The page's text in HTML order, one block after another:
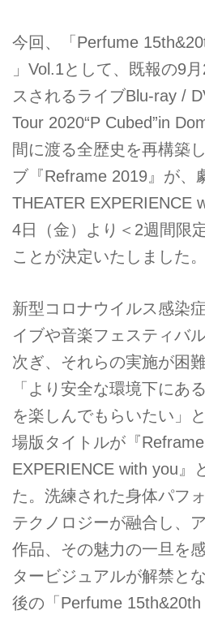
今回、「Perfume
」Vol.1として、既報の9
スされるライブBlu-ray /
Tour 2020“P Cubed”in
間に渡る全歴史を再構築
ブ『Reframe 2019』が、
THEATER EXPERIENCE
4日（金）より＜2週間限
ことが決定いたしました。
新型コロナウイルス感染
イブや音楽フェスティバ
次ぎ、それらの実施が困
「より安全な環境下にあ
を楽しんでもらいたい」
場版タイトルが『
EXPERIENCE with you』
た。洗練された身体パフ
テクノロジーが融合し、
作品、その魅力の一旦を
タービジュアルが解禁と
後の「Perfume 15th&20th